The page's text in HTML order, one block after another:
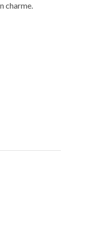
charme.